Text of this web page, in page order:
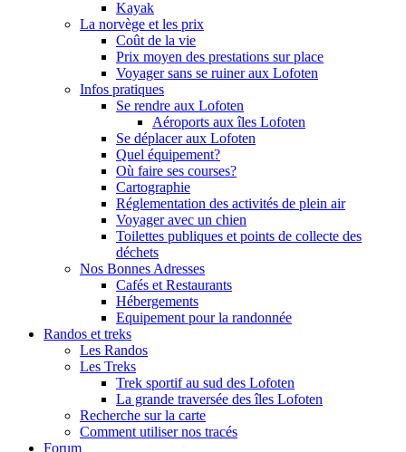
Kayak
La norvège et les prix
Coût de la vie
Prix moyen des prestations sur place
Voyager sans se ruiner aux Lofoten
Infos pratiques
Se rendre aux Lofoten
Aéroports aux îles Lofoten
Se déplacer aux Lofoten
Quel équipement?
Où faire ses courses?
Cartographie
Réglementation des activités de plein air
Voyager avec un chien
Toilettes publiques et points de collecte des
déchets
Nos Bonnes Adresses
Cafés et Restaurants
Hébergements
Equipement pour la randonnée
Randos et treks
Les Randos
Les Treks
Trek sportif au sud des Lofoten
La grande traversée des îles Lofoten
Recherche sur la carte
Comment utiliser nos tracés
Forum